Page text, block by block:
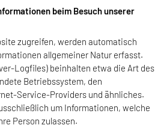
beim Besuch unserer
zugreifen, werden automatisch
allgemeiner Natur erfasst.
Logfiles) beinhalten etwa die Art des
Betriebssystem, den
Service-Providers und ähnliches.
um Informationen, welche
Person zulassen.